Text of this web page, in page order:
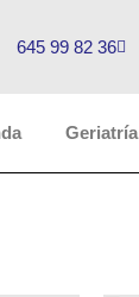
645 99 82 36
Geriatría